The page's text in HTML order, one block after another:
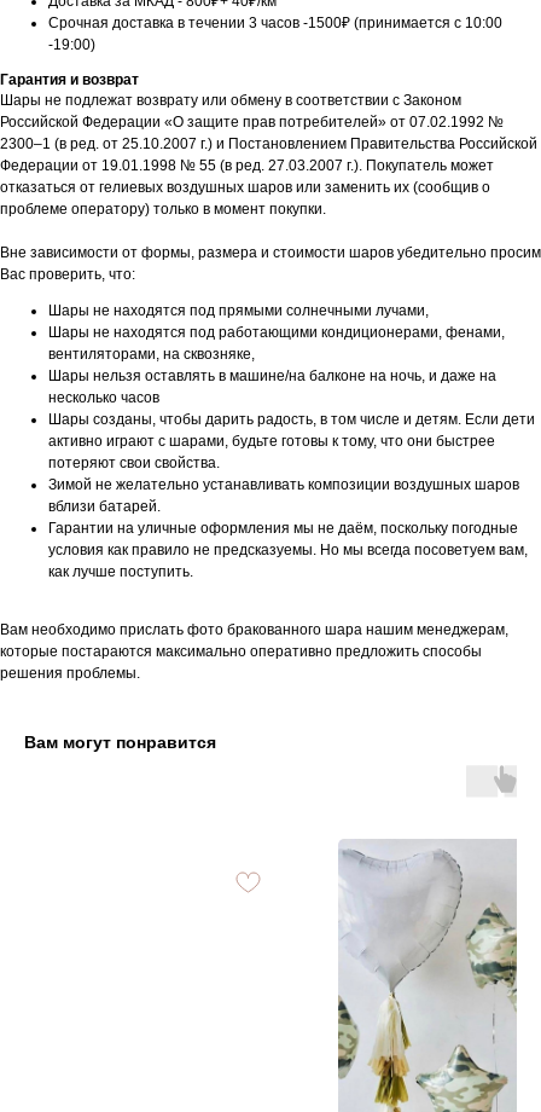
Срочная доставка в течении 3 часов -1500₽ (принимается с 10:00
-19:00)
Гарантия и возврат
Шары не подлежат возврату или обмену в соответствии с Законом
Российской Федерации «О защите прав потребителей» от 07.02.1992 №
2300–1 (в ред. от 25.10.2007 г.) и Постановлением Правительства Российской
Федерации от 19.01.1998 № 55 (в ред. 27.03.2007 г.). Покупатель может
отказаться от гелиевых воздушных шаров или заменить их (сообщив о
проблеме оператору) только в момент покупки.
Вне зависимости от формы, размера и стоимости шаров убедительно просим
Вас проверить, что:
Шары не находятся под прямыми солнечными лучами,
Шары не находятся под работающими кондиционерами, фенами,
вентиляторами, на сквозняке,
Шары нельзя оставлять в машине/на балконе на ночь, и даже на
несколько часов
Шары созданы, чтобы дарить радость, в том числе и детям. Если дети
активно играют с шарами, будьте готовы к тому, что они быстрее
потеряют свои свойства.
Зимой не желательно устанавливать композиции воздушных шаров
вблизи батарей.
Гарантии на уличные оформления мы не даём, поскольку погодные
условия как правило не предсказуемы. Но мы всегда посоветуем вам,
как лучше поступить.
Вам необходимо прислать фото бракованного шара нашим менеджерам,
которые постараются максимально оперативно предложить способы
решения проблемы.
Вам могут понравится